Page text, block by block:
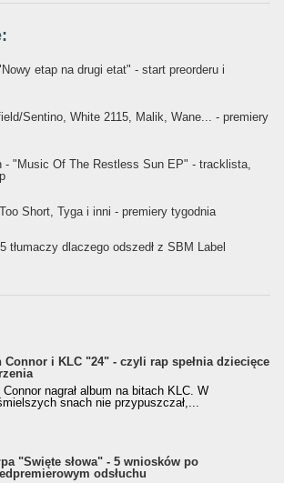
etap na drugi etat" - start preorderu i
Sentino, White 2115, Malik, Wane... - premiery
- "Music Of The Restless Sun EP" - tracklista,
Short, Tyga i inni - premiery tygodnia
tłumaczy dlaczego odszedł z SBM Label
Connor i KLC "24" - czyli rap spełnia dziecięce
Connor nagrał album na bitach KLC. W
snach nie przypuszczał,...
"Święte słowa" - 5 wniosków po
odsłuchu